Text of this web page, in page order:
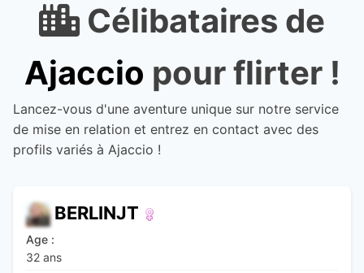
Célibataires de
Ajaccio pour flirter !
Lancez-vous d'une aventure unique sur notre service
de mise en relation et entrez en contact avec des
profils variés à Ajaccio !
BERLINJT
Age :
32 ans